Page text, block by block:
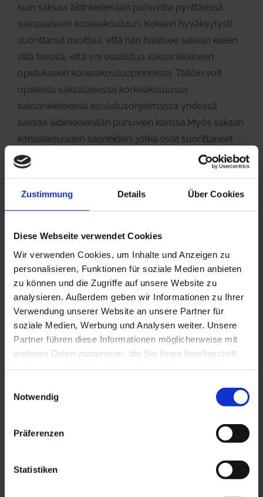
Zustimmung Details Über Cookies
Diese Webseite verwendet Cookies
Wir verwenden Cookies, um Inhalte und Anzeigen zu
personalisieren, Funktionen für soziale Medien anbieten
zu können und die Zugriffe auf unsere Website zu
analysieren. Außerdem geben wir Informationen zu Ihrer
Verwendung unserer Website an unsere Partner für
soziale Medien, Werbung und Analysen weiter. Unsere
Partner führen diese Informationen möglicherweise mit
weiteren Daten zusammen, die Sie ihnen bereitgestellt
Notwendig
Präferenzen
Statistiken
kuin saksaa äidinkielenään puhuvilta pyrittäessä
saksalaiseen korkeakouluun. Kokeen hyväksytysti
suorittanut osoittaa, että hän hallitsee saksan kielen
sillä tasolla, että voi osallistua saksankieliseen
opetukseen korkeakouluopinnoissa. Tällöin voit
opiskella saksalaisessa korkeakoulussa
saksankielisessä koulutusohjelmassa yhdessä
saksaa äidinkielenään puhuvien kanssa.Myös saksan
kansalaisuuden saaneiden, jotka ovat suorittaneet
tutkintonsa ulkomailla, on osoitettava kielitaitonsa
DSH-kokeella. Koulumme tarjoaa erityisesti DSH-
kokeeseen valmentavia kursseja.
tutkinnon (Zertifikat Deutsch)?
Goethe-Zertifikat B1-tutkinto on osoitus vankasta
saksan kielen perustasosta. Tutkinto on todistus siitä,
että sen suorittanut ymmärtää ja pystyy
osallistumaan keskusteluun saksan kielellä
arkipäivän tilanteissa. Kielikoulumme saksan kurssit
A1-B1 valmentavat sinua Goethe-Zertifikat B1-
tutkintoon. Goethe-Zertifikat kelpaa saksan
Tarjoamamme saksan kurssit valmistavat sinua
Goethe-Zertifikat B2:n suorittamiseen. Tutkinto on
todistus hyvästä saksan yleiskielen hallinnasta.